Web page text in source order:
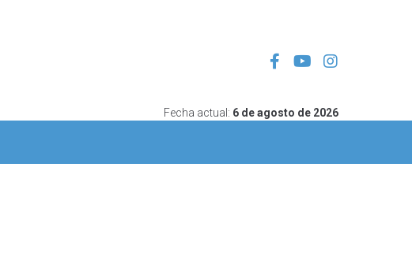
Fecha actual: 6 de agosto de 2026